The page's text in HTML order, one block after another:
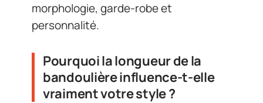
morphologie, garde-robe et
personnalité.
Pourquoi la longueur de la
bandoulière influence-t-elle
vraiment votre style ?